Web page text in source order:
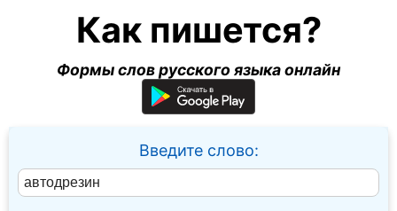
Как пишется?
Формы слов русского языка онлайн
Введите слово: